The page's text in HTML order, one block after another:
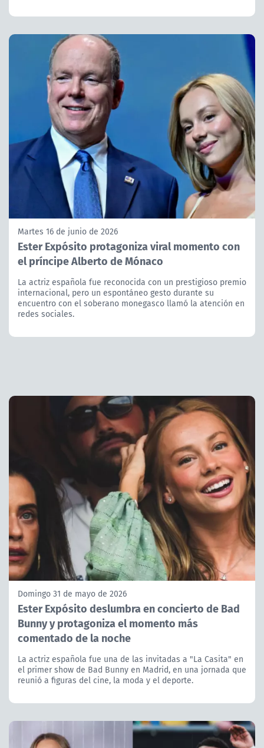
Martes 16 de junio de 2026
Ester Expósito protagoniza viral momento con
el príncipe Alberto de Mónaco
La actriz española fue reconocida con un prestigioso premio
internacional, pero un espontáneo gesto durante su
encuentro con el soberano monegasco llamó la atención en
redes sociales.
Domingo 31 de mayo de 2026
Ester Expósito deslumbra en concierto de Bad
Bunny y protagoniza el momento más
comentado de la noche
La actriz española fue una de las invitadas a "La Casita" en
el primer show de Bad Bunny en Madrid, en una jornada que
reunió a figuras del cine, la moda y el deporte.